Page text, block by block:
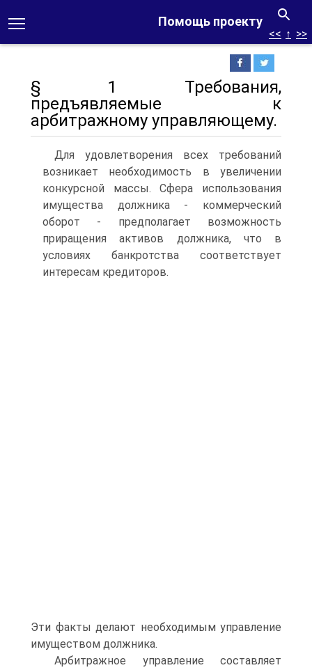
Помощь проекту
<< ↑ >>
§ 1 Требования,
предъявляемые к
арбитражному управляющему.
Для удовлетворения всех требований
возникает необходимость в увеличении
конкурсной массы. Сфера использования
имущества должника - коммерческий
оборот - предполагает возможность
приращения активов должника, что в
условиях банкротства соответствует
интересам кредиторов.
Эти факты делают необходимым управление
имуществом должника.
Арбитражное управление составляет